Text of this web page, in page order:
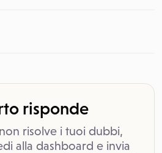
risponde
risolve i tuoi dubbi,
alla dashboard e invia